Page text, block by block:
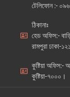
টেলিফোন :-
ঠিকানাঃ
হেড অফিস:-
রামপুরা ঢাকা-
কুষ্টিয়া অফিস:-
কুষ্টিয়া-৭০০০।